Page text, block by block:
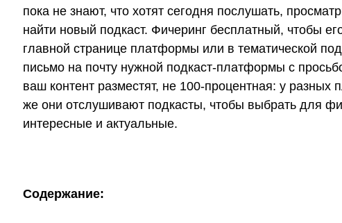
пока не знают, что хотят сегодня послушать,
найти новый подкаст. Фичеринг бесплатный, чтобы
главной странице платформы или в тематической
письмо на почту нужной подкаст-платформы с
ваш контент разместят, не 100-процентная: у разных
же они отслушивают подкасты, чтобы выбрать для
интересные и актуальные.
Содержание: